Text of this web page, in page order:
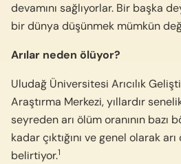
devamını sağlıyorlar. Bir başka
bir dünya düşünmek mümkün
Arılar neden ölüyor?
Uludağ Üniversitesi Arıcılık
Araştırma Merkezi, yıllardır
seyreden arı ölüm oranının bazı
kadar çıktığını ve genel olarak
belirtiyor.1